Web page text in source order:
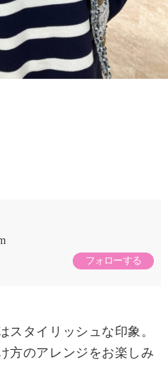
フォローする
スタイリッシュな印象。
方のアレンジをお楽しみ